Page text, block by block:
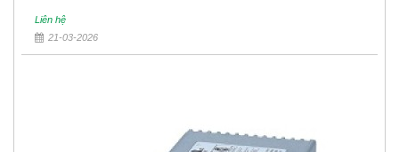
Liên hệ
21-03-2026